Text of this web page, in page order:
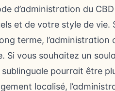
d’administration du
et de votre style de vie.
terme, l’administration
Si vous souhaitez un
pourrait être
localisé,